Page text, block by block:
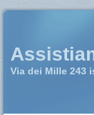
Via dei Mille 243